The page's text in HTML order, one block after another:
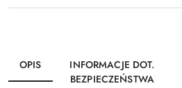
OPIS
INFORMACJE DOT.
BEZPIECZEŃSTWA